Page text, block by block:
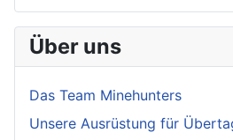
Über uns
Das Team Minehunters
Unsere Ausrüstung für